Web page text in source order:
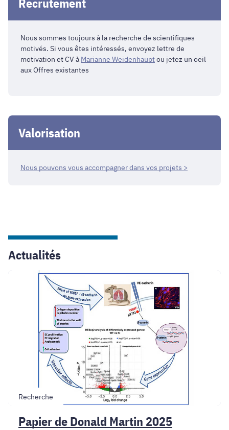
Nous sommes toujours à la recherche de scientifiques
motivés. Si vous êtes intéressés, envoyez lettre de
motivation et CV à Marianne Weidenhauptou jetez un oeil
auxOffres existantes
Valorisation
Nous pouvons vous accompagner dans vos projets >
Actualités
Recherche
Papier de Donald Martin 2025